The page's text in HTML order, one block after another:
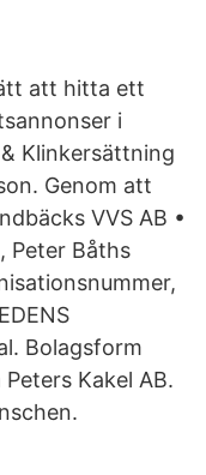
att hitta ett
i
Klinkersättning
Genom att
VVS AB •
Peter Båths
Bolagsform
Kakel AB.